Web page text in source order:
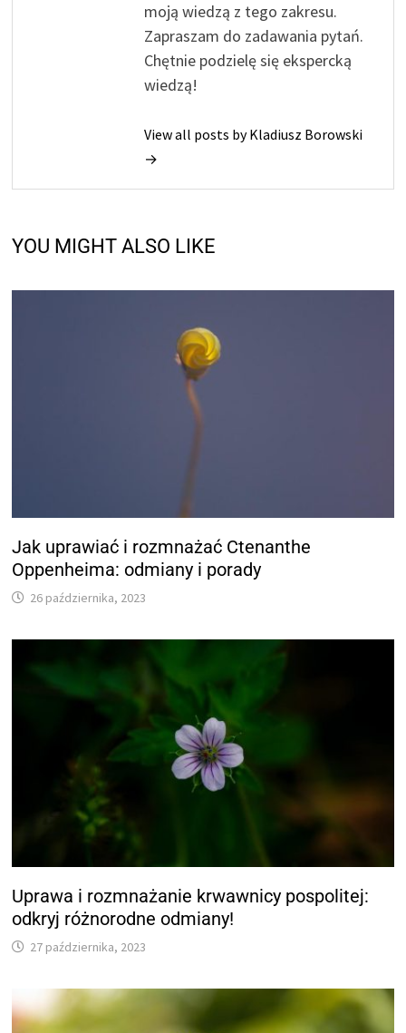
moją wiedzą z tego zakresu.
Zapraszam do zadawania pytań.
Chętnie podzielę się ekspercką
wiedzą!
View all posts by Kladiusz Borowski
→
YOU MIGHT ALSO LIKE
Jak uprawiać i rozmnażać Ctenanthe
Oppenheima: odmiany i porady
26 października, 2023
Uprawa i rozmnażanie krwawnicy pospolitej:
odkryj różnorodne odmiany!
27 października, 2023